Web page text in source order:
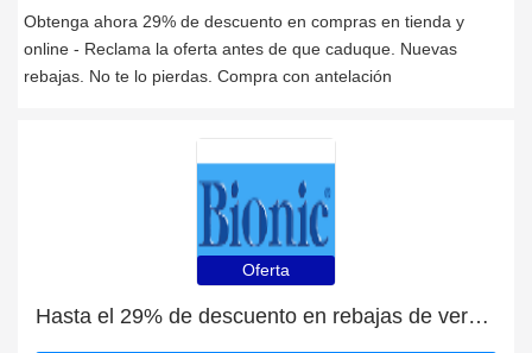
Obtenga ahora 29% de descuento en compras en tienda y
online - Reclama la oferta antes de que caduque. Nuevas
rebajas. No te lo pierdas. Compra con antelación
Oferta
Hasta el 29% de descuento en rebajas de verano | fin en breve